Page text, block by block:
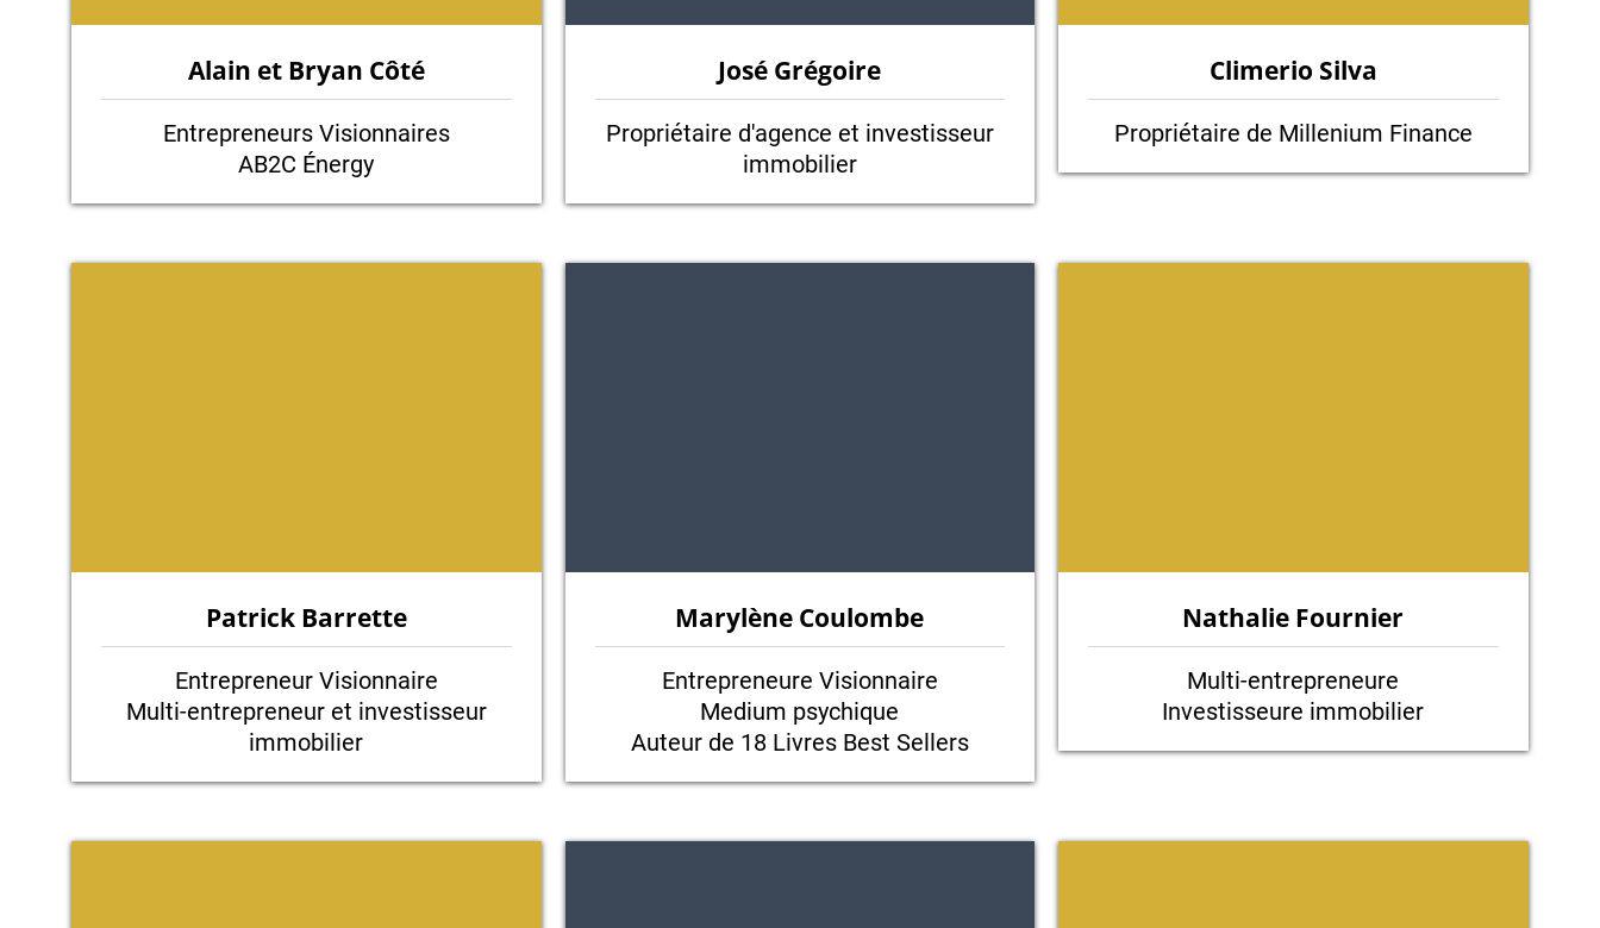
Alain et Bryan Côté
Entrepreneurs Visionnaires
AB2C Énergy
José Grégoire
Propriétaire d'agence et investisseur
immobilier
Climerio Silva
Propriétaire de Millenium Finance
Patrick Barrette
Entrepreneur Visionnaire
Multi-entrepreneur et investisseur
immobilier
Marylène Coulombe
Entrepreneure Visionnaire
Medium psychique
Auteur de 18 Livres Best Sellers
Nathalie Fournier
Multi-entrepreneure
Investisseure immobilier